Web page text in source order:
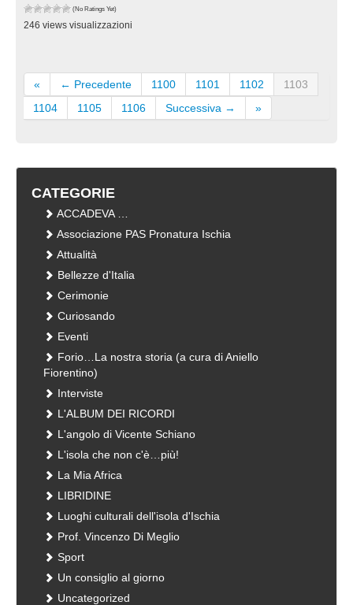
(No Ratings Yet)
246 views visualizzazioni
« ← Precedente 1100 1101 1102
1103
1104
1105 1106 Successiva → »
CATEGORIE
ACCADEVA …
Associazione PAS Pronatura Ischia
Attualità
Bellezze d'Italia
Cerimonie
Curiosando
Eventi
Forio…La nostra storia (a cura di Aniello
Fiorentino)
Interviste
L'ALBUM DEI RICORDI
L'angolo di Vicente Schiano
L'isola che non c'è…più!
La Mia Africa
LIBRIDINE
Luoghi culturali dell'isola d'Ischia
Prof. Vincenzo Di Meglio
Sport
Un consiglio al giorno
Uncategorized